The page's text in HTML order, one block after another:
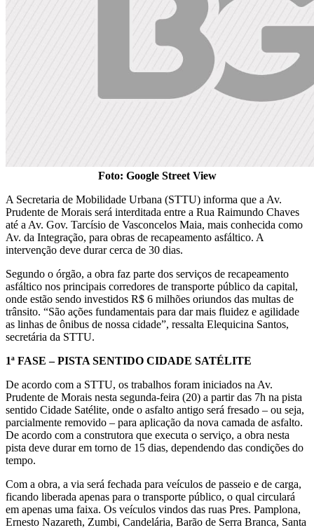
Foto: Google Street View
A Secretaria de Mobilidade Urbana (STTU) informa que a Av.
Prudente de Morais será interditada entre a Rua Raimundo Chaves
até a Av. Gov. Tarcísio de Vasconcelos Maia, mais conhecida como
Av. da Integração, para obras de recapeamento asfáltico. A
intervenção deve durar cerca de 30 dias.
Segundo o órgão, a obra faz parte dos serviços de recapeamento
asfáltico nos principais corredores de transporte público da capital,
onde estão sendo investidos R$ 6 milhões oriundos das multas de
trânsito. “São ações fundamentais para dar mais fluidez e agilidade
as linhas de ônibus de nossa cidade”, ressalta Elequicina Santos,
secretária da STTU.
1ª FASE – PISTA SENTIDO CIDADE SATÉLITE
De acordo com a STTU, os trabalhos foram iniciados na Av.
Prudente de Morais nesta segunda-feira (20) a partir das 7h na pista
sentido Cidade Satélite, onde o asfalto antigo será fresado – ou seja,
parcialmente removido – para aplicação da nova camada de asfalto.
De acordo com a construtora que executa o serviço, a obra nesta
pista deve durar em torno de 15 dias, dependendo das condições do
tempo.
Com a obra, a via será fechada para veículos de passeio e de carga,
ficando liberada apenas para o transporte público, o qual circulará
em apenas uma faixa. Os veículos vindos das ruas Pres. Pamplona,
Ernesto Nazareth, Zumbi, Candelária, Barão de Serra Branca, Santa